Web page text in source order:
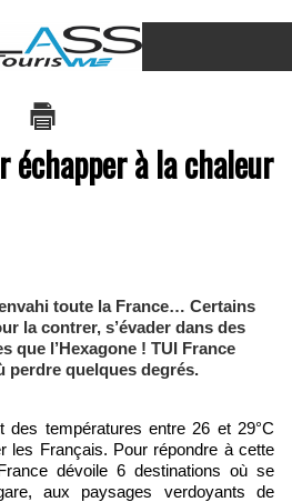
échapper à la chaleur
toute la France… Certains
la contrer, s’évader dans des
que l’Hexagone ! TUI France
perdre quelques degrés.
les Français. Pour répondre à cette
dévoile 6 destinations où se
aux paysages verdoyants de